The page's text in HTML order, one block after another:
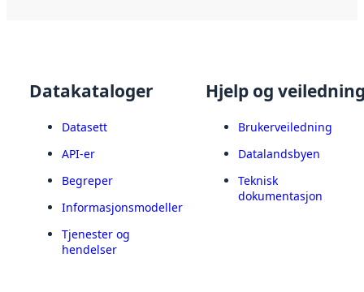
Datakataloger
Datasett
API-er
Begreper
Informasjonsmodeller
Tjenester og
hendelser
Hjelp og
Brukerveiledning
Datalandsbyen
Teknisk
dokumentasjon